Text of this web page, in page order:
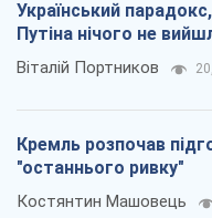
Український
Путіна нічого не
Віталій Портников
Кремль розпочав
"останнього ривку"
Костянтин Машовець